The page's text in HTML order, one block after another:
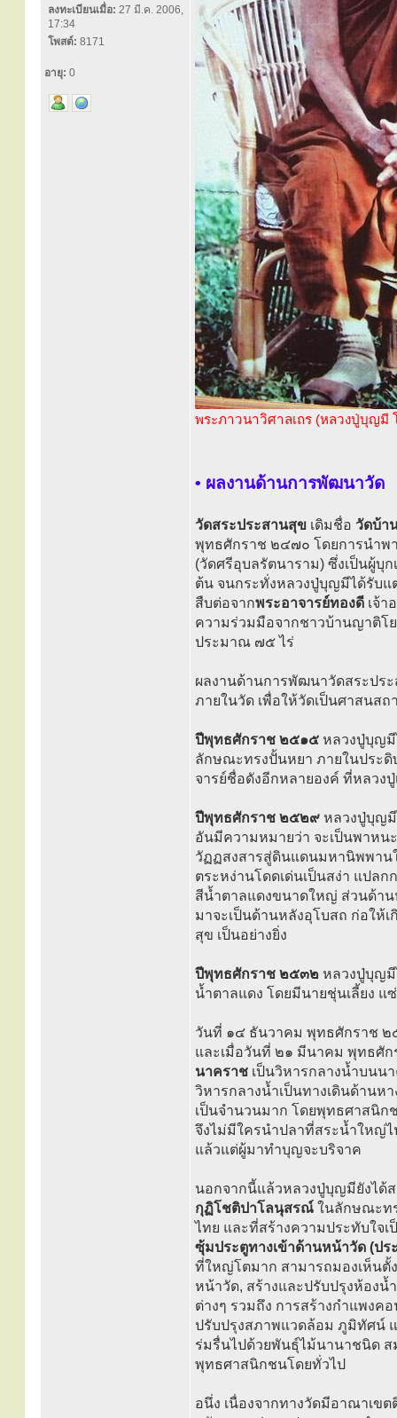
ลงทะเบียนเมื่อ: 27 มี.ค. 2006,
17:34
โพสต์: 8171
อายุ: 0
พระภาวนาวิศาลเถร (หลวงปู่บุญมี
• ผลงานด้านการพัฒนาวัด
วัดสระประสานสุข เดิมชื่อ วัดบ้า
พุทธศักราช ๒๔๗๐ โดยการนำพ
(วัดศรีอุบลรัตนาราม) ซึ่งเป็นผู้บุ
ต้น จนกระทั่งหลวงปู่บุญมีได้รับแ
สืบต่อจากพระอาจารย์ทองดี เจ้า
ความร่วมมือจากชาวบ้านญาติโ
ประมาณ ๗๕ ไร่
ผลงานด้านการพัฒนาวัดสระปร
ภายในวัด เพื่อให้วัดเป็นศาสนส
ปีพุทธศักราช ๒๕๑๕ หลวงปู่บุญมี
ลักษณะทรงปั้นหยา ภายในประ
จารย์ชื่อดังอีกหลายองค์ ที่หลวง
ปีพุทธศักราช ๒๕๒๙ หลวงปู่บุญมี
อันมีความหมายว่า จะเป็นพาห
วัฏฏสงสารสู่ดินแดนมหานิพพาน
ตระหง่านโดดเด่นเป็นสง่า แปล
สีน้ำตาลแดงขนาดใหญ่ ส่วนด้า
มาจะเป็นด้านหลังอุโบสถ ก่อให้
สุข เป็นอย่างยิ่ง
ปีพุทธศักราช ๒๕๓๒ หลวงปู่บุญ
น้ำตาลแดง โดยมีนายชุ่นเลี้ยง แ
วันที่ ๑๔ ธันวาคม พุทธศักราช ๒
และเมื่อวันที่ ๒๑ มีนาคม พุทธศัก
นาคราช เป็นวิหารกลางน้ำบนน
วิหารกลางน้ำเป็นทางเดินด้าน
เป็นจำนวนมาก โดยพุทธศาสนิก
จึงไม่มีใครนำปลาที่สระน้ำใหญ่
แล้วแต่ผู้มาทำบุญจะบริจาค
นอกจากนี้แล้วหลวงปู่บุญมียังได้
กุฏิโชติปาโลนุสรณ์ ในลักษณะท
ไทย และที่สร้างความประทับใจ
ซุ้มประตูทางเข้าด้านหน้าวัด (ปร
ที่ใหญ่โตมาก สามารถมองเห็นตั้
หน้าวัด, สร้างและปรับปรุงห้อง
ต่างๆ รวมถึง การสร้างกำแพง
ปรับปรุงสภาพแวดล้อม ภูมิทัศน์
ร่มรื่นไปด้วยพันธุ์ไม้นานาชนิด
พุทธศาสนิกชนโดยทั่วไป
อนึ่ง เนื่องจากทางวัดมีอาณาเข